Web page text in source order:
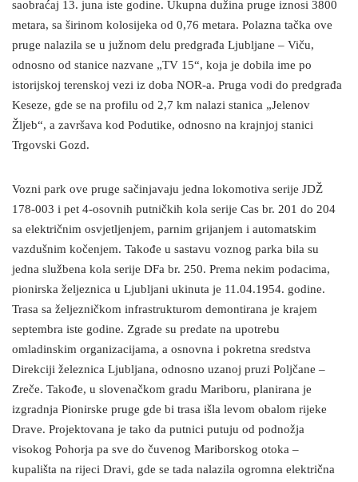
saobraćaj 13. juna iste godine. Ukupna dužina pruge iznosi 3800
metara, sa širinom kolosijeka od 0,76 metara. Polazna tačka ove
pruge nalazila se u južnom delu predgrađa Ljubljane – Viču,
odnosno od stanice nazvane „TV 15“, koja je dobila ime po
istorijskoj terenskoj vezi iz doba NOR-a. Pruga vodi do predgrađa
Keseze, gde se na profilu od 2,7 km nalazi stanica „Jelenov
Žljeb“, a završava kod Podutike, odnosno na krajnjoj stanici
Trgovski Gozd.
Vozni park ove pruge sačinjavaju jedna lokomotiva serije JDŽ
178-003 i pet 4-osovnih putničkih kola serije Cas br. 201 do 204
sa električnim osvjetljenjem, parnim grijanjem i automatskim
vazdušnim kočenjem. Takođe u sastavu voznog parka bila su
jedna službena kola serije DFa br. 250. Prema nekim podacima,
pionirska željeznica u Ljubljani ukinuta je 11.04.1954. godine.
Trasa sa željezničkom infrastrukturom demontirana je krajem
septembra iste godine. Zgrade su predate na upotrebu
omladinskim organizacijama, a osnovna i pokretna sredstva
Direkciji železnica Ljubljana, odnosno uzanoj pruzi Poljčane –
Zreče. Takođe, u slovenačkom gradu Mariboru, planirana je
izgradnja Pionirske pruge gde bi trasa išla levom obalom rijeke
Drave. Projektovana je tako da putnici putuju od podnožja
visokog Pohorja pa sve do čuvenog Mariborskog otoka –
kupališta na rijeci Dravi, gde se tada nalazila ogromna električna